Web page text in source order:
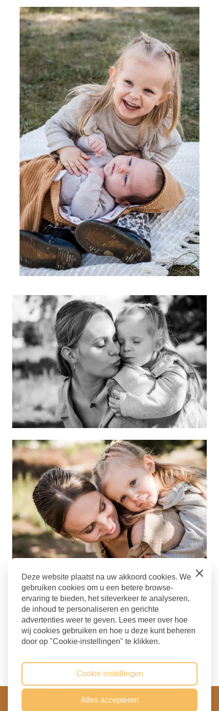
Gezinshoot
Familieshoot Culemborg,fotograaf culemborg,
Fotoshoot gezin culemborg,Gezinsfotograaf
Gezinsshoot Culemborg, Schaduwfoto
Copyright 2022 - 2026 Kirsten Mulder Fotografie
Deze website plaatst na uw akkoord cookies. We
gebruiken cookies om u een betere browse-
ervaring te bieden, het siteverkeer te analyseren,
de inhoud te personaliseren en gerichte
advertenties weer te geven. Lees meer over hoe
wij cookies gebruiken en hoe u deze kunt beheren
door op "Cookie-instellingen" te klikken.
Close
Cookie instellingen
Alles accepteren